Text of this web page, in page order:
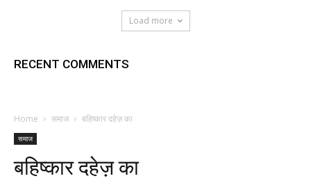
Load more
RECENT COMMENTS